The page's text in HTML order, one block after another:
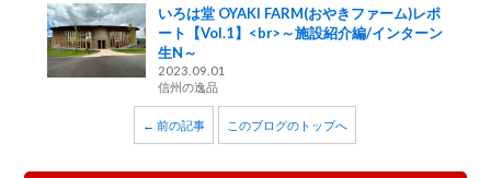
いろは堂 OYAKI FARM(おやきファーム)レポ
ート【Vol.1】<br>～施設紹介編/インターン
生N～
2023.09.01
信州の逸品
← 前の記事 このブログのトップへ